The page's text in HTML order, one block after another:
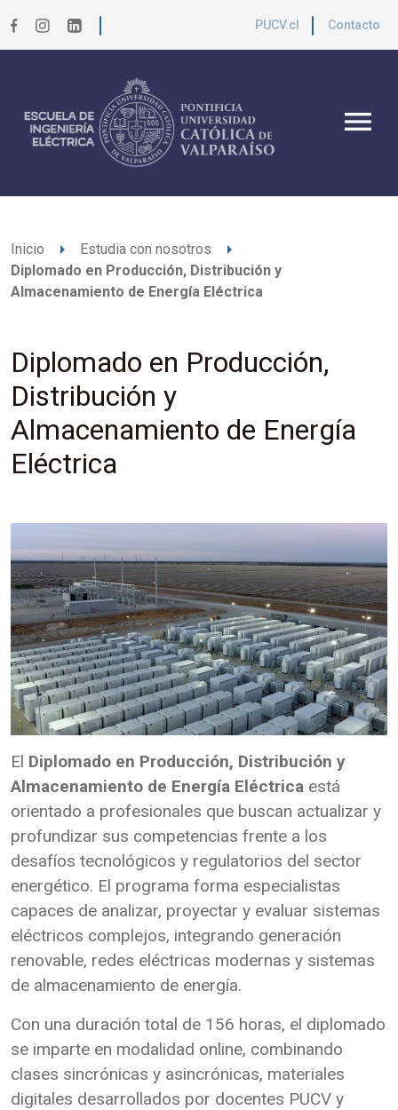
PUCV.cl Contacto
menu
Inicio arrow_right Estudia con nosotros arrow_right
Diplomado en Producción, Distribución y
Almacenamiento de Energía Eléctrica
Diplomado en Producción,
Distribución y
Almacenamiento de Energía
Eléctrica
El Diplomado en Producción, Distribución y
Almacenamiento de Energía Eléctrica está
orientado a profesionales que buscan actualizar y
profundizar sus competencias frente a los
desafíos tecnológicos y regulatorios del sector
energético. El programa forma especialistas
capaces de analizar, proyectar y evaluar sistemas
eléctricos complejos, integrando generación
renovable, redes eléctricas modernas y sistemas
de almacenamiento de energía.
Con una duración total de 156 horas, el diplomado
se imparte en modalidad online, combinando
clases sincrónicas y asincrónicas, materiales
digitales desarrollados por docentes PUCV y